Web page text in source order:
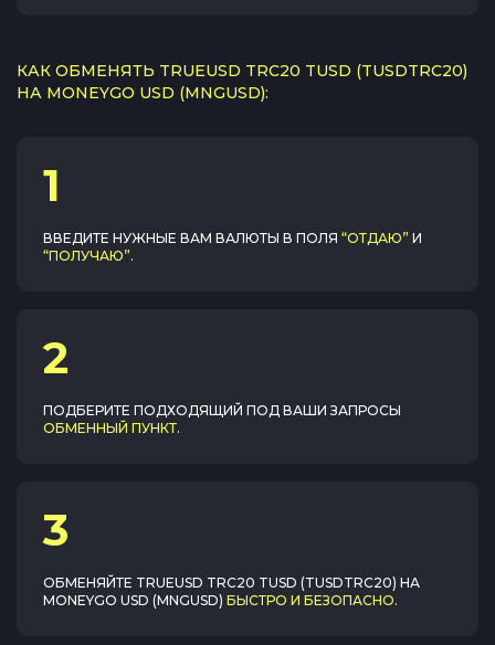
КАК ОБМЕНЯТЬ TRUEUSD TRC20 TUSD (TUSDTRC20)
НА MONEYGO USD (MNGUSD):
1
ВВЕДИТЕ НУЖНЫЕ ВАМ ВАЛЮТЫ В ПОЛЯ “ОТДАЮ” И
“ПОЛУЧАЮ”.
2
ПОДБЕРИТЕ ПОДХОДЯЩИЙ ПОД ВАШИ ЗАПРОСЫ
ОБМЕННЫЙ ПУНКТ.
3
ОБМЕНЯЙТЕ TRUEUSD TRC20 TUSD (TUSDTRC20) НА
MONEYGO USD (MNGUSD) БЫСТРО И БЕЗОПАСНО.